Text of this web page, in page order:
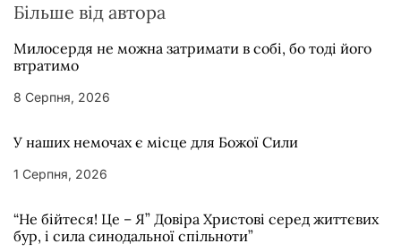
Більше від автора
Милосердя не можна затримати в собі, бо тоді його
втратимо
8 Серпня, 2026
У наших немочах є місце для Божої Сили
1 Серпня, 2026
“Не бійтеся! Це – Я” Довіра Христові серед життєвих
бур, і сила синодальної спільноти”